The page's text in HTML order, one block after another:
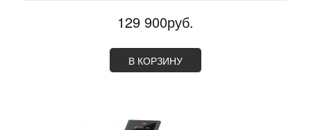
129 900руб.
В КОРЗИНУ